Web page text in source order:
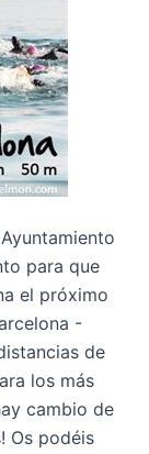
para que
el próximo
-
de
los más
cambio de
Os podéis